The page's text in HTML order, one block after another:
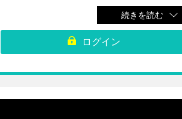
☆むら咲むらにご入場いただける入場チケットです。
※チケット売り場でQRコードをご提示ください。
※ご購入後のキャンセル・払い戻し・変更は受け付けら
続きを読む
ログイン